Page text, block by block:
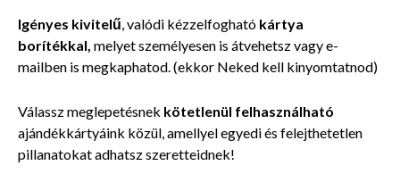
Igényes kivitelű, valódi kézzelfogható kártya
borítékkal, melyet személyesen is átvehetsz vagy e-
mailben is megkaphatod. (ekkor Neked kell kinyomtatnod)
Válassz meglepetésnek kötetlenül felhasználható
ajándékkártyáink közül, amellyel egyedi és felejthetetlen
pillanatokat adhatsz szeretteidnek!